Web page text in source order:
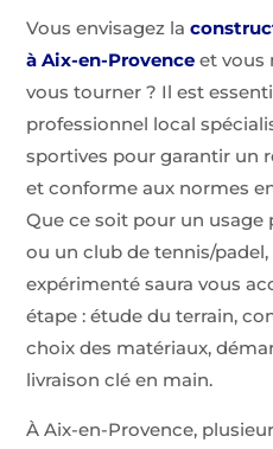
Vous envisagez la
à Aix-en-Provence et vous
vous tourner ? Il est
professionnel local
sportives pour garantir un
et conforme aux normes
Que ce soit pour un
ou un club de tennis/
expérimenté saura vous
étape : étude du terrain,
choix des matériaux,
livraison clé en main.
À Aix-en-Provence,